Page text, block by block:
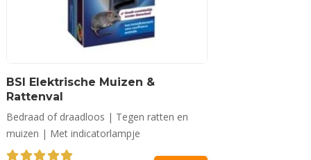
BSI Elektrische Muizen &
Rattenval
Bedraad of draadloos | Tegen ratten en
muizen | Met indicatorlampje